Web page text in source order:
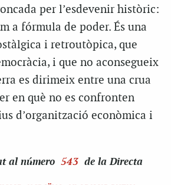
per l’esdevenir històric:
a fórmula de poder. És una
i retroutòpica, que
i que no aconsegueix
es dirimeix entre una crua
en què no es confronten
d’organització econòmica i
al número 543 de la Directa